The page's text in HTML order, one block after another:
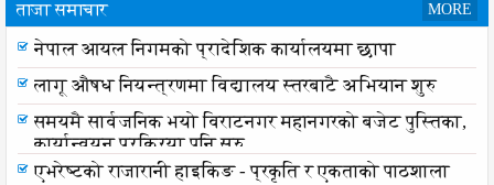
ताजा समाचार MORE
नेपाल आयल निगमको प्रादेशिक कार्यालयमा छापा
लागू औषध नियन्त्रणमा विद्यालय स्तरबाटै अभियान शुरु
समयमै सार्वजनिक भयो विराटनगर महानगरको बजेट पुस्तिका,
कार्यान्वयन प्रक्रिया पनि सुरु
एभरेष्टको राजारानी हाइकिङ - प्रकृति र एकताको पाठशाला